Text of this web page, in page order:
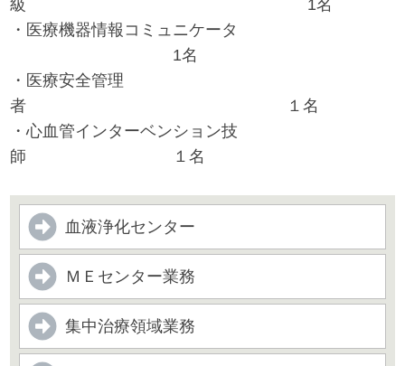
級 1名
・医療機器情報コミュニケータ
1名
・医療安全管理
者 １名
・心血管インターベンション技
師 １名
血液浄化センター
ＭＥセンター業務
集中治療領域業務